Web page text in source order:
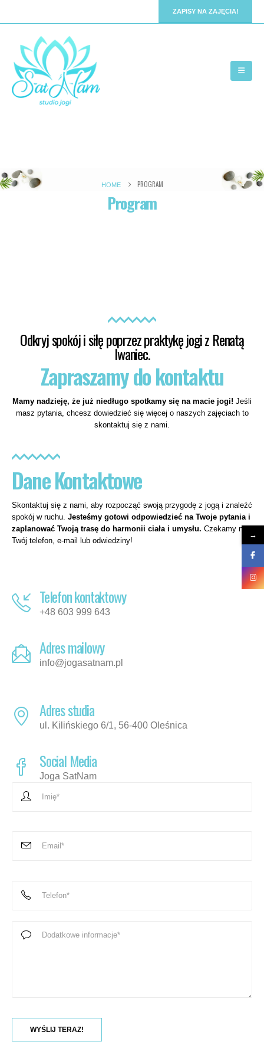
ZAPISY NA ZAJĘCIA!
HOME PROGRAM
Program
Odkryj spokój i siłę poprzez praktykę jogi z Renatą
Iwaniec.
Zapraszamy do kontaktu
Mamy nadzieję, że już niedługo spotkamy się na macie jogi! Jeśli
masz pytania, chcesz dowiedzieć się więcej o naszych zajęciach to
skontaktuj się z nami.
Dane Kontaktowe
Skontaktuj się z nami, aby rozpocząć swoją przygodę z jogą i znaleźć
spokój w ruchu. Jesteśmy gotowi odpowiedzieć na Twoje pytania i
zaplanować Twoją trasę do harmonii ciała i umysłu. Czekamy na
Twój telefon, e-mail lub odwiedziny!
Telefon kontaktowy
+48 603 999 643
Adres mailowy
info@jogasatnam.pl
Adres studia
ul. Kilińskiego 6/1, 56-400 Oleśnica
Social Media
Joga SatNam
→